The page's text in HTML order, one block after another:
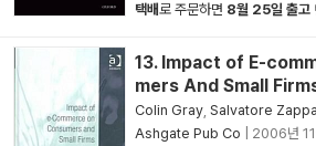
택배로 주문하면 8월 25일 출고
13. Impact of E-
mers And Small
Colin Gray Salvatore
Ashgate Pub Co
2006년